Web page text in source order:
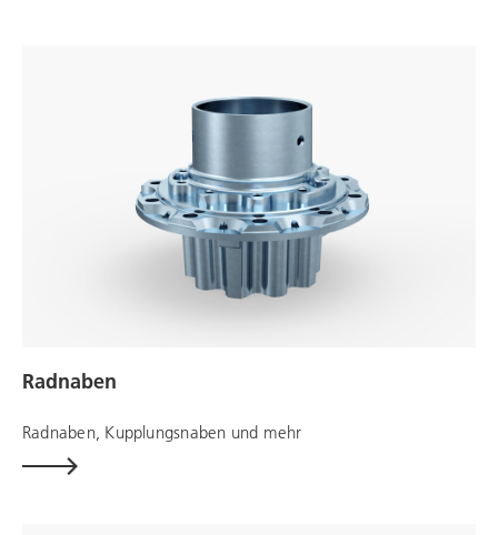
Radnaben
Radnaben, Kupplungsnaben und mehr